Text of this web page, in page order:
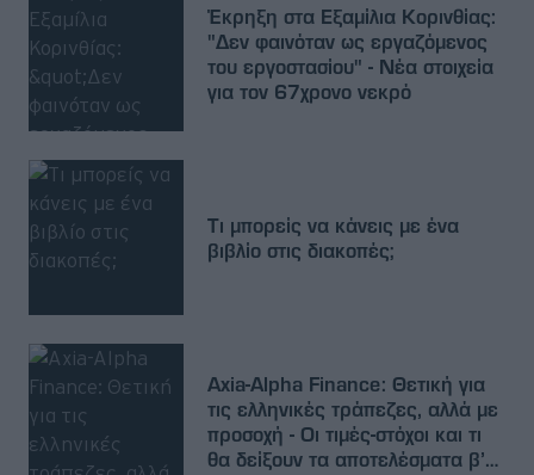
Έκρηξη στα Εξαμίλια Κορινθίας:
"Δεν φαινόταν ως εργαζόμενος
του εργοστασίου" - Νέα στοιχεία
για τον 67χρονο νεκρό
Τι μπορείς να κάνεις με ένα
βιβλίο στις διακοπές;
Axia-Alpha Finance: Θετική για
τις ελληνικές τράπεζες, αλλά με
προσοχή - Οι τιμές-στόχοι και τι
θα δείξουν τα αποτελέσματα β’